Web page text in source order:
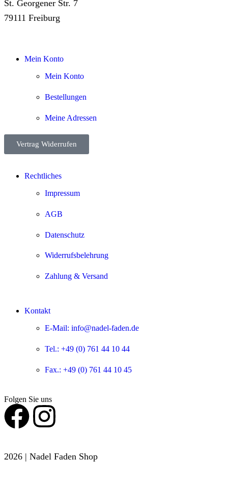
St. Georgener Str. 7
79111 Freiburg
Mein Konto
Mein Konto
Bestellungen
Meine Adressen
Vertrag Widerrufen
Rechtliches
Impressum
AGB
Datenschutz
Widerrufsbelehrung
Zahlung & Versand
Kontakt
E-Mail: info@nadel-faden.de
Tel.: +49 (0) 761 44 10 44
Fax.: +49 (0) 761 44 10 45
Folgen Sie uns
2026 | Nadel Faden Shop